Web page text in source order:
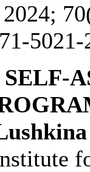
2024;
SELF-